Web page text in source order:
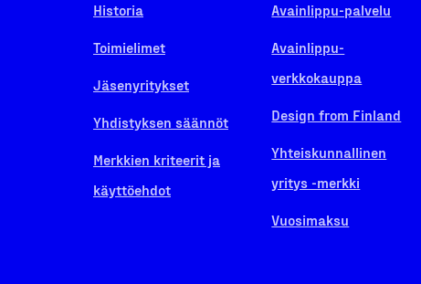
Historia
Toimielimet
Jäsenyritykset
Yhdistyksen säännöt
Merkkien kriteerit ja
käyttöehdot
Avainlippu-palvelu
Avainlippu-
verkkokauppa
Design from Finland
Yhteiskunnallinen
yritys -merkki
Vuosimaksu